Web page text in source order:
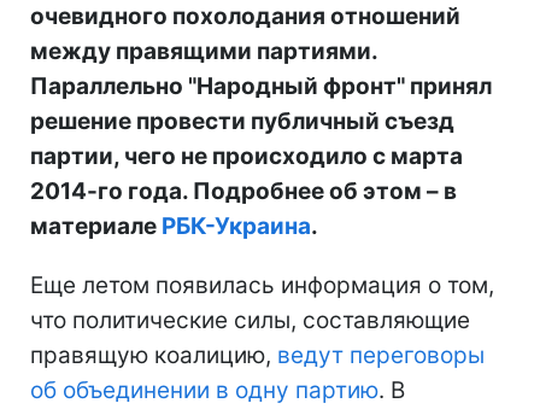
очевидного похолодания отношений
между правящими партиями.
Параллельно "Народный фронт" принял
решение провести публичный съезд
партии, чего не происходило с марта
2014-го года. Подробнее об этом – в
материале РБК-Украина.
Еще летом появилась информация о том,
что политические силы, составляющие
правящую коалицию, ведут переговоры
об объединении в одну партию. В